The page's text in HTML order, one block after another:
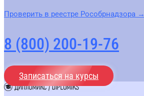
Проверить в реестре Рособрнадзора →
8 (800) 200-19-76
Записаться на курсы